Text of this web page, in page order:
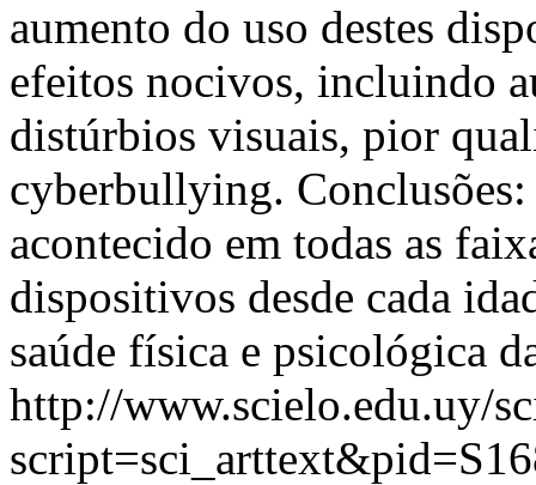
aumento do uso destes
efeitos nocivos, incluindo
distúrbios visuais, pior
cyberbullying.
acontecido em todas as
dispositivos desde cada
saúde física e psicológica
http://www.scielo.edu.uy/